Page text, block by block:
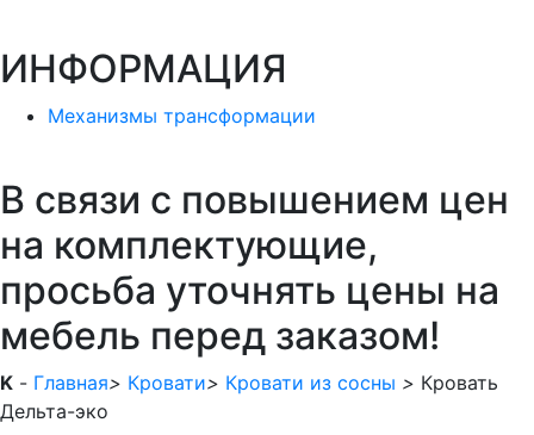
ИНФОРМАЦИЯ
Механизмы трансформации
В связи с повышением цен
на комплектующие,
просьба уточнять цены на
мебель перед заказом!
K - Главная> Кровати> Кровати из сосны > Кровать
Дельта-эко